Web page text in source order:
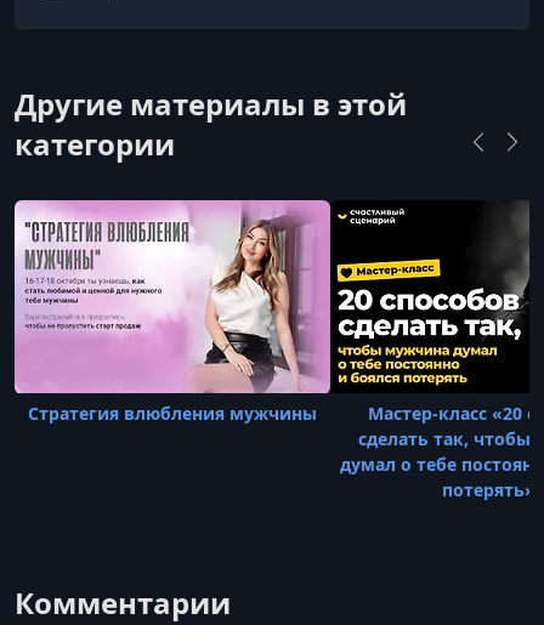
Другие материалы в этой
категории
Стратегия влюбления мужчины
Мастер-класс «20
сделать так, чтобы
думал о тебе
потерять»
Комментарии